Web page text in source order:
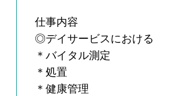
仕事内容
◎デイサービスにおける
＊バイタル測定
＊処置
＊健康管理